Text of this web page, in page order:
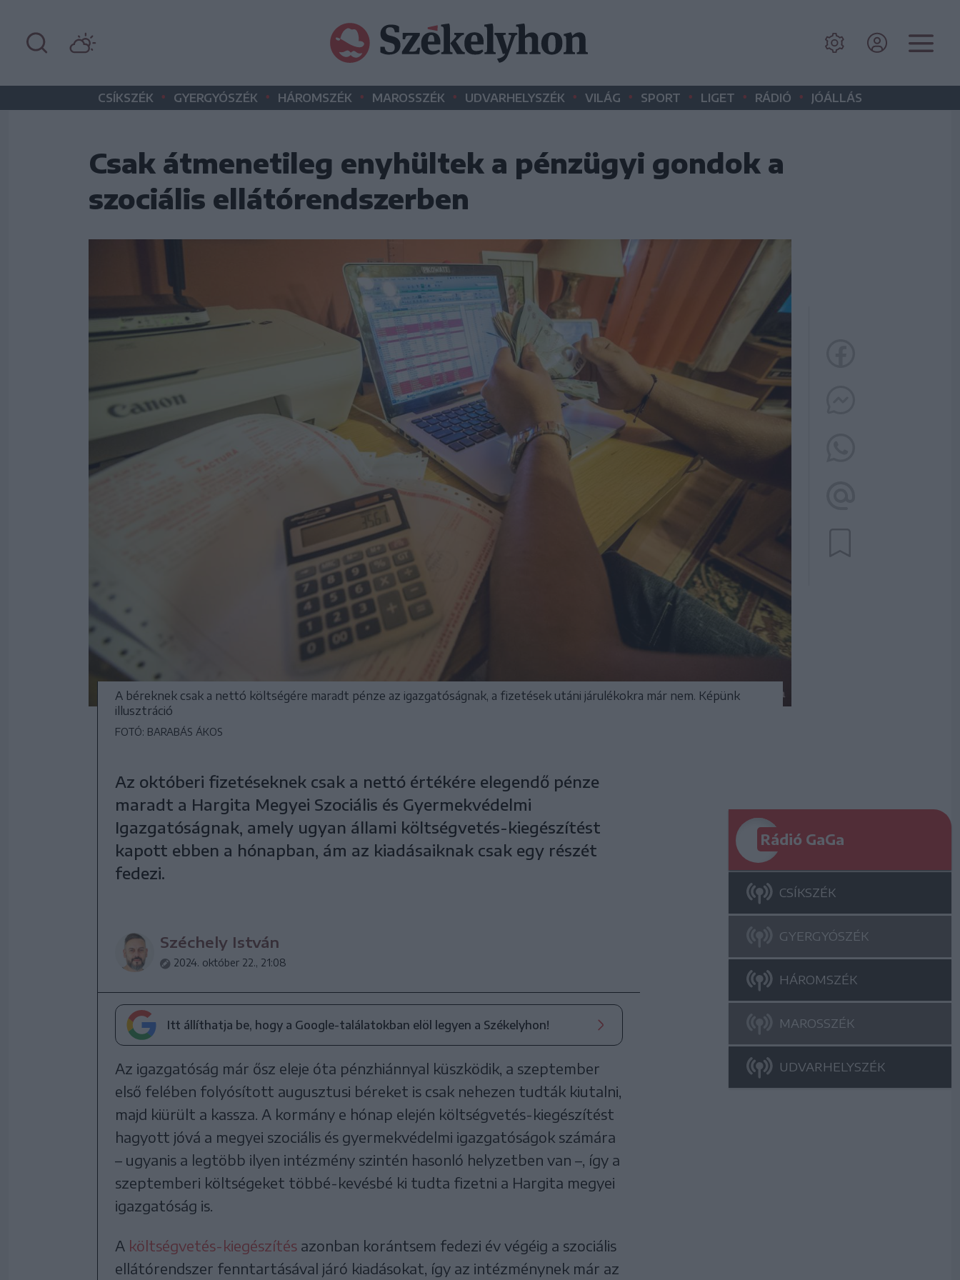
CSÍKSZÉK • GYERGYÓSZÉK • HÁROMSZÉK • MAROSSZÉK • UDVARHELYSZÉK • VILÁG • SPORT • LIGET • RÁDIÓ • JÓÁLLÁS
Csak átmenetileg enyhültek a pénzügyi gondok a
szociális ellátórendszerben
A béreknek csak a nettó költségére maradt pénze az igazgatóságnak, a fizetések utáni járulékokra már nem. Képünk
illusztráció
FOTÓ: BARABÁS ÁKOS
Az októberi fizetéseknek csak a nettó értékére elegendő pénze
maradt a Hargita Megyei Szociális és Gyermekvédelmi
Igazgatóságnak, amely ugyan állami költségvetés-kiegészítést
kapott ebben a hónapban, ám az kiadásaiknak csak egy részét
fedezi.
Széchely István
2024. október 22., 21:08
Itt állíthatja be, hogy a Google-találatokban elöl legyen a Székelyhon!
Az igazgatóság már ősz eleje óta pénzhiánnyal küszködik, a szeptember
első felében folyósított augusztusi béreket is csak nehezen tudták kiutalni,
majd kiürült a kassza. A kormány e hónap elején költségvetés-kiegészítést
hagyott jóvá a megyei szociális és gyermekvédelmi igazgatóságok számára
– ugyanis a legtöbb ilyen intézmény szintén hasonló helyzetben van –, így a
szeptemberi költségeket többé-kevésbé ki tudta fizetni a Hargita megyei
igazgatóság is.
A költségvetés-kiegészítés azonban korántsem fedezi év végéig a szociális
ellátórendszer fenntartásával járó kiadásokat, így az intézménynek már az
Rádió GaGa
CSÍKSZÉK
GYERGYÓSZÉK
HÁROMSZÉK
MAROSSZÉK
UDVARHELYSZÉK